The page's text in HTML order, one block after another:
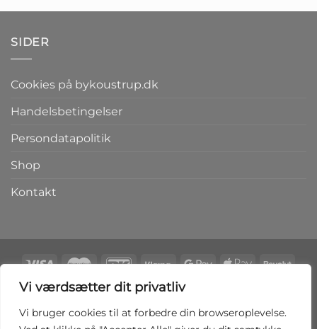
Vi værdsætter dit privatliv
Vi bruger cookies til at forbedre din browseroplevelse.
kr.149,00.kr.111,75.
SIDER
Cookies på bykoustrup.dk
Handelsbetingelser
Persondatapolitik
Shop
Kontakt
Copyright 2026 ©bykoustrup.dk